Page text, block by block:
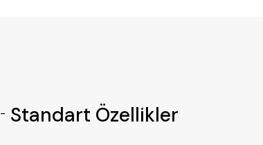
- Standart Özellikler